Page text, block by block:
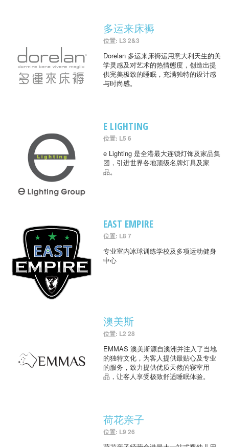
多运来床褥
位置: L3 2&3
Dorelan 多运来床褥运用意大利天生的美
学灵感及对艺术的热情態度，创造出提
供完美极致的睡眠，充满独特的设计感
与时尚感。
E LIGHTING
位置: L5 6
e Lighting 是全港最大连锁灯饰及家品集
团，引进世界各地顶级名牌灯具及家
品。
EAST EMPIRE
位置: L8 7
专业室内冰球训练学校及多项运动健身
中心
澳美斯
位置: L2 28
EMMAS 澳美斯源自澳洲并注入了当地
的独特文化，为客人提供最贴心及专业
的服务，致力提供优质天然的寝室用
品，让客人享受极致舒适睡眠体验。
荷花亲子
位置: L9 26